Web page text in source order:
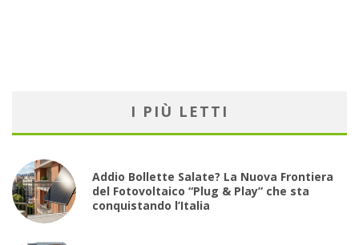
I PIÙ LETTI
Addio Bollette Salate? La Nuova Frontiera
del Fotovoltaico “Plug & Play” che sta
conquistando l’Italia